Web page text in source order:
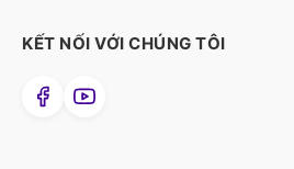
KẾT NỐI VỚI CHÚNG TÔI